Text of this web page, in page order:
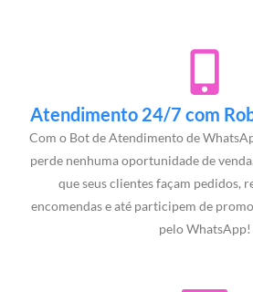
Atendimento 24/7 com
Com o Bot de Atendimento de
perde nenhuma oportunidade de
que seus clientes façam pedidos,
encomendas e até participem de
pelo WhatsApp!